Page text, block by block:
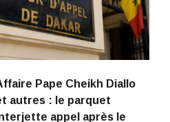
Pape Cheikh Diallo
autres : le parquet
appel après le